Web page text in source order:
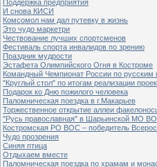
Поддержка предприятия
И снова КИСИ
Комсомол нам дал путевку в жизнь
Это чудо маркетри
Чествование лучших спортсменов
Фестиваль спорта инвалидов по зрению
Праздник мудрости
Эстафета Олимпийского Огня в Костроме
Командный Чемпионат России по
"Круглый стол" по итогам реализации
Подарок ко Дню пожилого человека
Паломническая поездка в г.Макарьев
Торжественное открытие аллеи
"Русь православная" в Шарьинской МО
Костромская РО ВОС – победитель
Чудо прозрения
Синяя птица
Отдыхаем вместе
Паломническая поездка по храмам и